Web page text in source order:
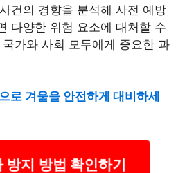
건의 경향을 분석해 사전 예방
다양한 위험 요소에 대처할 수
가와 사회 모두에게 중요한 과
로 겨울을 안전하게 대비하세
지 방법 확인하기